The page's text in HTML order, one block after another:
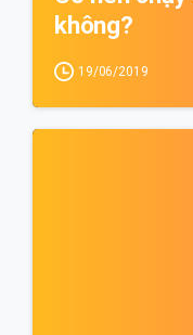
không?
19/06/2019